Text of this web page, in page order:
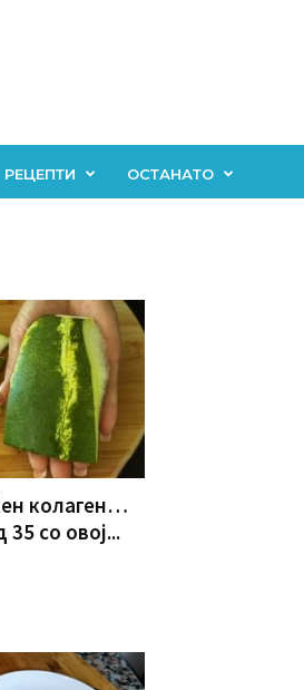
РЕЦЕПТИ ОСТАНАТО
колаген…
со овој...